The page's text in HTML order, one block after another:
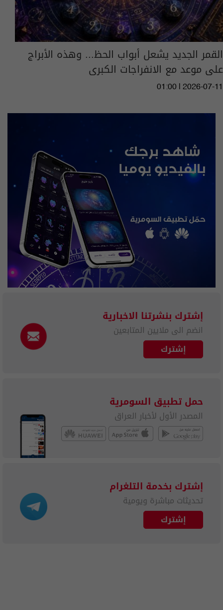
القمر الجديد يشعل أبواب الحظ... وهذه الأبراج
على موعد مع الانفراجات الكبرى
01:00 | 2026-07-11
إشترك بنشرتنا الاخبارية
انضم الى ملايين المتابعين
إشترك
حمل تطبيق السومرية
المصدر الأول لأخبار العراق
إشترك بخدمة التلغرام
تحديثات مباشرة ويومية
إشترك